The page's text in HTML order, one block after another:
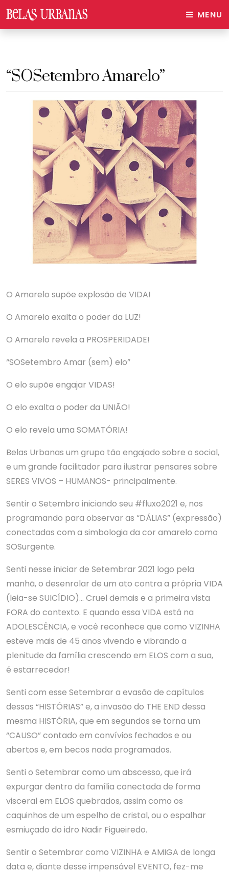
MENU
“SOSetembro Amarelo”
O Amarelo supõe explosão de VIDA!
O Amarelo exalta o poder da LUZ!
O Amarelo revela a PROSPERIDADE!
“SOSetembro Amar (sem) elo”
O elo supõe engajar VIDAS!
O elo exalta o poder da UNIÃO!
O elo revela uma SOMATÓRIA!
Belas Urbanas um grupo tão engajado sobre o social,
e um grande facilitador para ilustrar pensares sobre
SERES VIVOS – HUMANOS- principalmente.
Sentir o Setembro iniciando seu #fluxo2021 e, nos
programando para observar as “DÁLIAS” (expressão)
conectadas com a simbologia da cor amarelo como
SOSurgente.
Senti nesse iniciar de Setembrar 2021 logo pela
manhã, o desenrolar de um ato contra a própria VIDA
(leia-se SUICÍDIO)… Cruel demais e a primeira vista
FORA do contexto. E quando essa VIDA está na
ADOLESCÊNCIA, e você reconhece que como VIZINHA
esteve mais de 45 anos vivendo e vibrando a
plenitude da família crescendo em ELOS com a sua,
é estarrecedor!
Senti com esse Setembrar a evasão de capítulos
dessas “HISTÓRIAS” e, a invasão do THE END dessa
mesma HISTÓRIA, que em segundos se torna um
“CAUSO” contado em convívios fechados e ou
abertos e, em becos nada programados.
Senti o Setembrar como um abscesso, que irá
expurgar dentro da família conectada de forma
visceral em ELOS quebrados, assim como os
caquinhos de um espelho de cristal, ou o espalhar
esmiuçado do idro Nadir Figueiredo.
Sentir o Setembrar como VIZINHA e AMIGA de longa
data e, diante desse impensável EVENTO, fez-me